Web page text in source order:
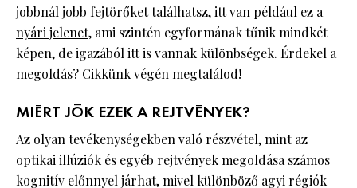
jobbnál jobb fejtörőket találhatsz, itt van például ez a
nyári jelenet, ami szintén egyformának tűnik mindkét
képen, de igazából itt is vannak különbségek. Érdekel a
megoldás? Cikkünk végén megtalálod!
MIÉRT JÓK EZEK A REJTVÉNYEK?
Az olyan tevékenységekben való részvétel, mint az
optikai illúziók és egyéb rejtvényekmegoldása számos
kognitív előnnyel járhat, mivel különböző agyi régiók